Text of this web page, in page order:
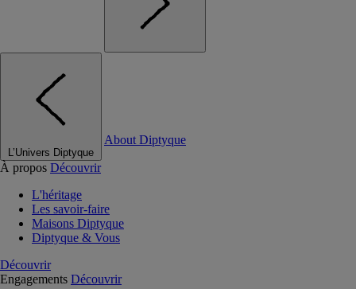
L’Univers Diptyque
About Diptyque
À propos Découvrir
L'héritage
Les savoir-faire
Maisons Diptyque
Diptyque & Vous
Découvrir
Engagements Découvrir